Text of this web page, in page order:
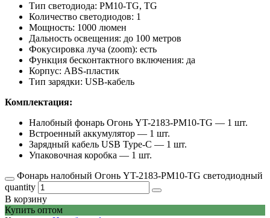
Тип светодиода: PM10-TG, TG
Количество светодиодов: 1
Мощность: 1000 люмен
Дальность освещения: до 100 метров
Фокусировка луча (zoom): есть
Функция бесконтактного включения: да
Корпус: ABS-пластик
Тип зарядки: USB-кабель
Комплектация:
Налобный фонарь Огонь YT-2183-PM10-TG — 1 шт.
Встроенный аккумулятор — 1 шт.
Зарядный кабель USB Type-C — 1 шт.
Упаковочная коробка — 1 шт.
Фонарь налобный Огонь YT-2183-PM10-TG светодиодный
quantity
В корзину
Купить оптом